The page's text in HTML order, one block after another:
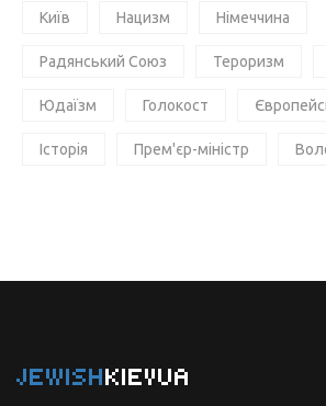
Київ Нацизм Німеччина
Радянський Союз Тероризм
Юдаїзм Голокост
Історія Прем'єр-міністр
JEWISHKIEVUA